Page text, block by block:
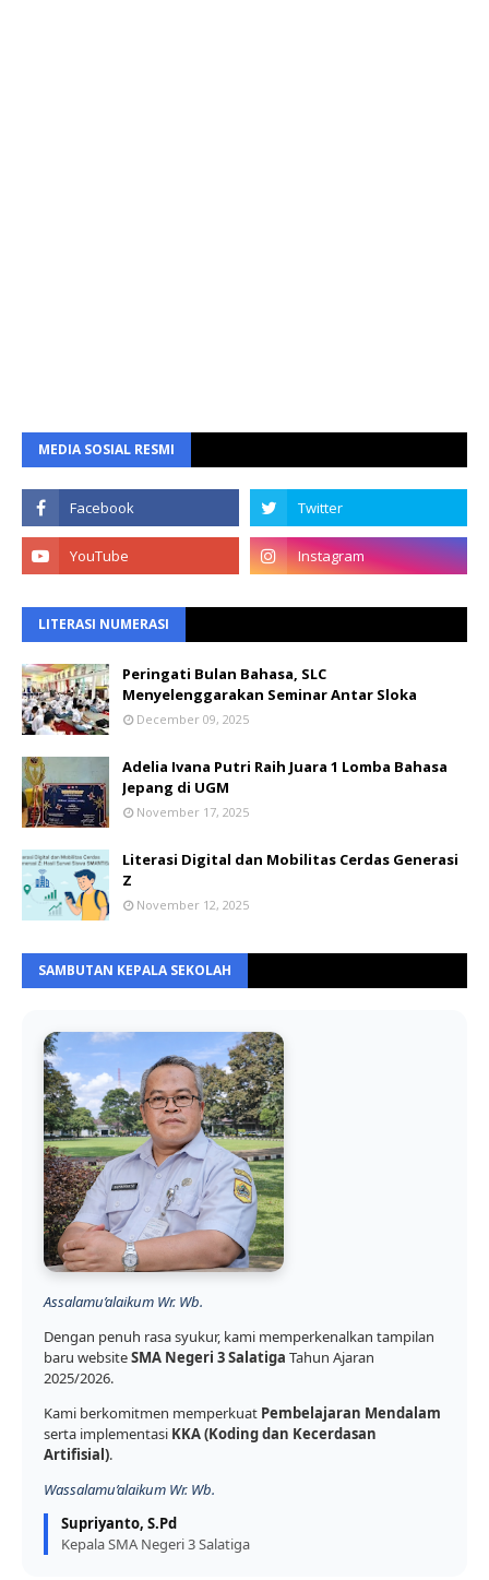
MEDIA SOSIAL RESMI
LITERASI NUMERASI
Peringati Bulan Bahasa, SLC
Menyelenggarakan Seminar Antar Sloka
December 09, 2025
Adelia Ivana Putri Raih Juara 1 Lomba Bahasa
Jepang di UGM
November 17, 2025
Literasi Digital dan Mobilitas Cerdas Generasi
Z
November 12, 2025
SAMBUTAN KEPALA SEKOLAH
Assalamu’alaikum Wr. Wb.
Dengan penuh rasa syukur, kami memperkenalkan tampilan
baru websiteSMA Negeri 3 Salatiga Tahun Ajaran
2025/2026.
Kami berkomitmen memperkuat Pembelajaran Mendalam
serta implementasi KKA (Koding dan Kecerdasan
Artifisial).
Wassalamu’alaikum Wr. Wb.
Supriyanto, S.Pd
Kepala SMA Negeri 3 Salatiga